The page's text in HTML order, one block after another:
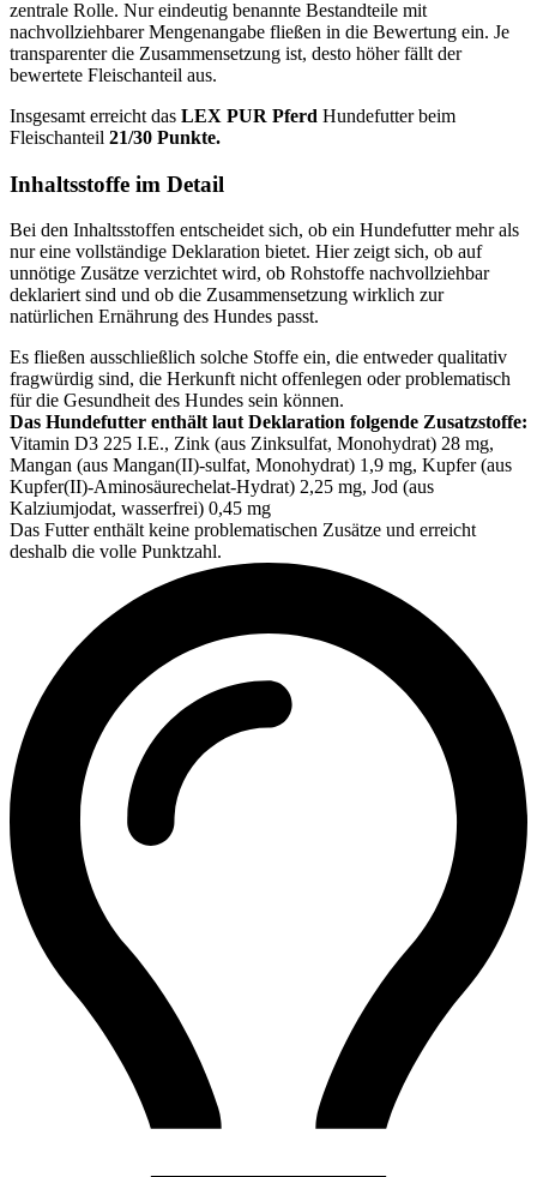
zentrale Rolle. Nur eindeutig benannte Bestandteile mit
nachvollziehbarer Mengenangabe fließen in die Bewertung ein. Je
transparenter die Zusammensetzung ist, desto höher fällt der
bewertete Fleischanteil aus.
Insgesamt erreicht das LEX PUR Pferd Hundefutter beim
Fleischanteil 21/30 Punkte.
Inhaltsstoffe im Detail
Bei den Inhaltsstoffen entscheidet sich, ob ein Hundefutter mehr als
nur eine vollständige Deklaration bietet. Hier zeigt sich, ob auf
unnötige Zusätze verzichtet wird, ob Rohstoffe nachvollziehbar
deklariert sind und ob die Zusammensetzung wirklich zur
natürlichen Ernährung des Hundes passt.
Es fließen ausschließlich solche Stoffe ein, die entweder qualitativ
fragwürdig sind, die Herkunft nicht offenlegen oder problematisch
für die Gesundheit des Hundes sein können.
Das Hundefutter enthält laut Deklaration folgende Zusatzstoffe:
Vitamin D3 225 I.E., Zink (aus Zinksulfat, Monohydrat) 28 mg,
Mangan (aus Mangan(II)-sulfat, Monohydrat) 1,9 mg, Kupfer (aus
Kupfer(II)-Aminosäurechelat-Hydrat) 2,25 mg, Jod (aus
Kalziumjodat, wasserfrei) 0,45 mg
Das Futter enthält keine problematischen Zusätze und erreicht
deshalb die volle Punktzahl.